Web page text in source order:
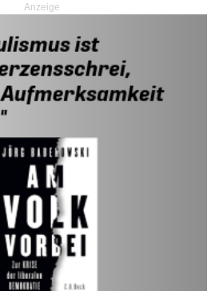
Anzeige